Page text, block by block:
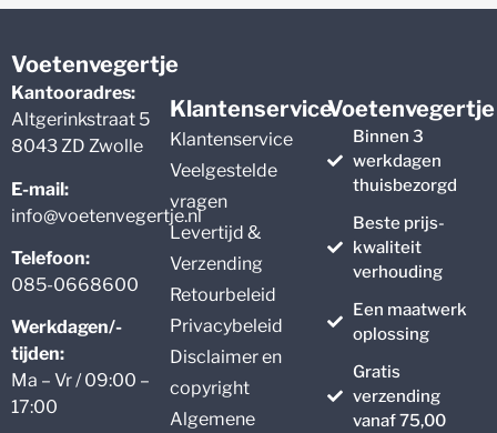
Voetenvegertje
Kantooradres:
Altgerinkstraat 5
8043 ZD Zwolle
E-mail:
info@voetenvegertje.nl
Telefoon:
085-0668600
Werkdagen/-
tijden:
Ma – Vr / 09:00 –
17:00
Klantenservice
Klantenservice
Veelgestelde
vragen
Levertijd &
Verzending
Retourbeleid
Privacybeleid
Disclaimer en
copyright
Algemene
Voetenvegertje
Binnen 3
werkdagen
thuisbezorgd
Beste prijs-
kwaliteit
verhouding
Een maatwerk
oplossing
Gratis
verzending
vanaf 75,00